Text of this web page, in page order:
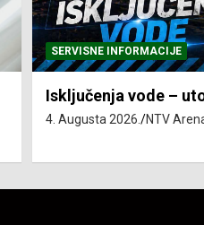
SERVISNE INFORMACIJE
Isključenja vode –
4. Augusta 2026. NTV Arena